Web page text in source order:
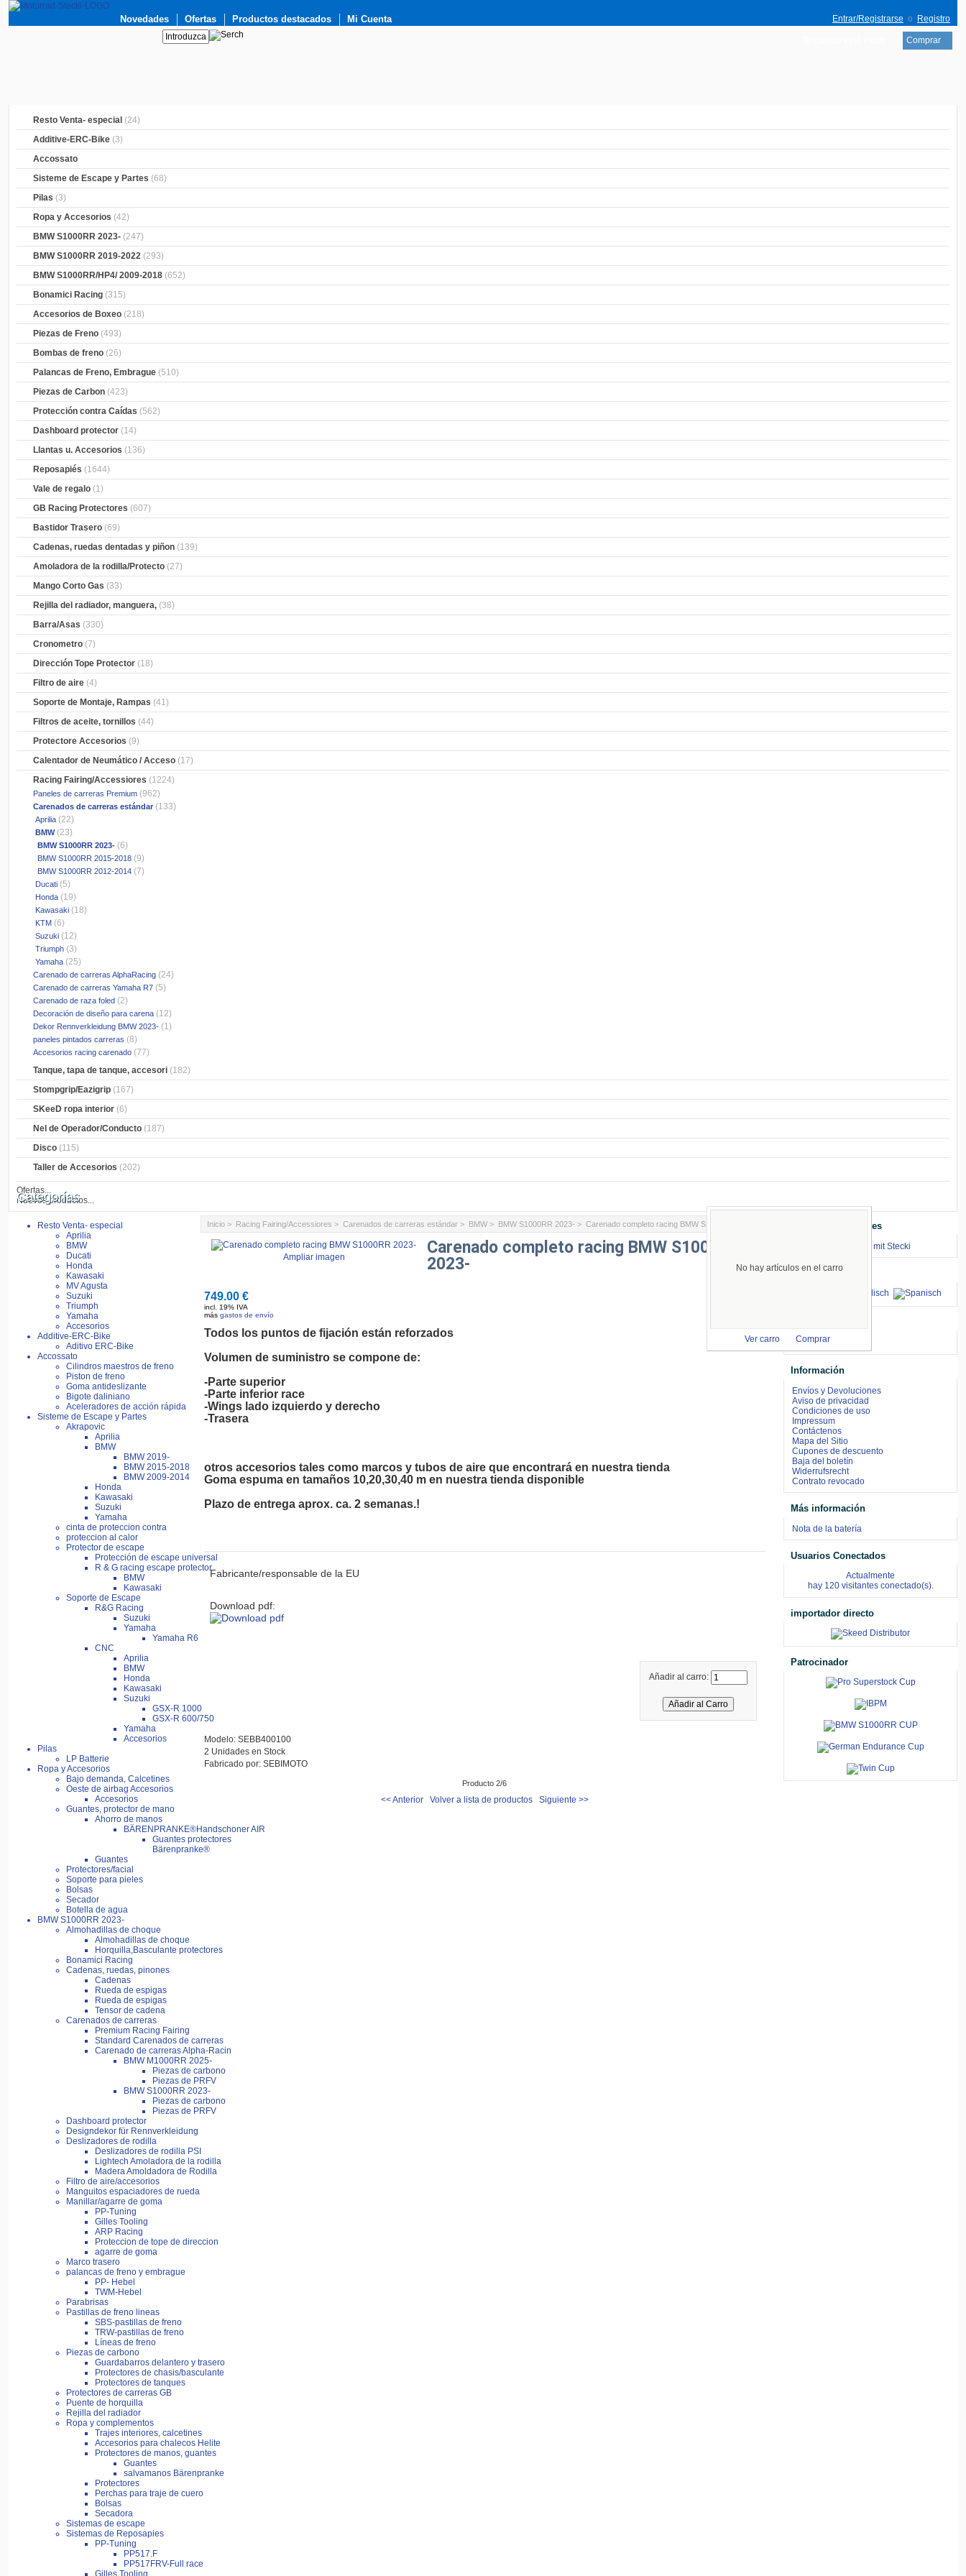
Novedades Ofertas Productos destacados Mi Cuenta Entrar/Registrarse o Registro
Comprar
Resto Venta- especial (24)
Additive-ERC-Bike (3)
Accossato
Sisteme de Escape y Partes (68)
Pilas (3)
Ropa y Accesorios (42)
BMW S1000RR 2023- (247)
BMW S1000RR 2019-2022 (293)
BMW S1000RR/HP4/ 2009-2018 (652)
Bonamici Racing (315)
Accesorios de Boxeo (218)
Piezas de Freno (493)
Bombas de freno (26)
Palancas de Freno, Embrague (510)
Piezas de Carbon (423)
Protección contra Caídas (562)
Dashboard protector (14)
Llantas u. Accesorios (136)
Reposapiés (1644)
Vale de regalo (1)
GB Racing Protectores (607)
Bastidor Trasero (69)
Cadenas, ruedas dentadas y piñon (139)
Amoladora de la rodilla/Protecto (27)
Mango Corto Gas (33)
Rejilla del radiador, manguera, (38)
Barra/Asas (330)
Cronometro (7)
Dirección Tope Protector (18)
Filtro de aire (4)
Soporte de Montaje, Rampas (41)
Filtros de aceite, tornillos (44)
Protectore Accesorios (9)
Calentador de Neumático / Acceso (17)
Racing Fairing/Accessiores (1224)
Paneles de carreras Premium (962)
Carenados de carreras estándar (133)
Aprilia (22)
BMW(23)
BMW S1000RR 2023- (6)
BMW S1000RR 2015-2018 (9)
BMW S1000RR 2012-2014 (7)
Ducati (5)
Honda (19)
Kawasaki (18)
KTM (6)
Suzuki (12)
Triumph (3)
Yamaha (25)
Carenado de carreras AlphaRacing (24)
Carenado de carreras Yamaha R7 (5)
Carenado de raza foled (2)
Decoración de diseño para carena (12)
Dekor Rennverkleidung BMW 2023- (1)
paneles pintados carreras (8)
Accesorios racing carenado (77)
Tanque, tapa de tanque, accesori (182)
Stompgrip/Eazigrip (167)
SKeeD ropa interior (6)
Nel de Operador/Conducto (187)
Disco (115)
Taller de Accesorios (202)
Ofertas...
Nuevos productos...
No hay artículos en el carro
Ver carro Comprar
Categorías
Resto Venta- especial
Aprilia
BMW
Ducati
Honda
Kawasaki
MV Agusta
Suzuki
Triumph
Yamaha
Accesorios
Additive-ERC-Bike
Aditivo ERC-Bike
Accossato
Cilindros maestros de freno
Piston de freno
Goma antideslizante
Bigote daliniano
Aceleradores de acción rápida
Sisteme de Escape y Partes
Akrapovic
Aprilia
BMW
BMW 2019-
BMW 2015-2018
BMW 2009-2014
Honda
Kawasaki
Suzuki
Yamaha
cinta de proteccion contra
proteccion al calor
Protector de escape
Protección de escape universal
R & G racing escape protector
BMW
Kawasaki
Soporte de Escape
R&G Racing
Suzuki
Yamaha
Yamaha R6
CNC
Aprilia
BMW
Honda
Kawasaki
Suzuki
GSX-R 1000
GSX-R 600/750
Yamaha
Accesorios
Pilas
LP Batterie
Ropa y Accesorios
Bajo demanda, Calcetines
Oeste de airbag Accesorios
Accesorios
Guantes, protector de mano
Ahorro de manos
BÄRENPRANKE®Handschoner AIR
Guantes protectores
Bärenpranke®
Guantes
Protectores/facial
Soporte para pieles
Bolsas
Secador
Botella de agua
BMW S1000RR 2023-
Almohadillas de choque
Almohadillas de choque
Horquilla,Basculante protectores
Bonamici Racing
Cadenas, ruedas, pinones
Cadenas
Rueda de espigas
Rueda de espigas
Tensor de cadena
Carenados de carreras
Premium Racing Fairing
Standard Carenados de carreras
Carenado de carreras Alpha-Racin
BMW M1000RR 2025-
Piezas de carbono
Piezas de PRFV
BMW S1000RR 2023-
Piezas de carbono
Piezas de PRFV
Dashboard protector
Designdekor für Rennverkleidung
Deslizadores de rodilla
Deslizadores de rodilla PSI
Lightech Amoladora de la rodilla
Madera Amoldadora de Rodilla
Filtro de aire/accesorios
Manguitos espaciadores de rueda
Manillar/agarre de goma
PP-Tuning
Gilles Tooling
ARP Racing
Proteccion de tope de direccion
agarre de goma
Marco trasero
palancas de freno y embrague
PP- Hebel
TWM-Hebel
Parabrisas
Pastillas de freno lineas
SBS-pastillas de freno
TRW-pastillas de freno
Líneas de freno
Piezas de carbono
Guardabarros delantero y trasero
Protectores de chasis/basculante
Protectores de tanques
Protectores de carreras GB
Puente de horquilla
Rejilla del radiador
Ropa y complementos
Trajes interiores, calcetines
Accesorios para chalecos Helite
Protectores de manos, guantes
Guantes
salvamanos Bärenpranke
Protectores
Perchas para traje de cuero
Bolsas
Secadora
Sistemas de escape
Sistemas de Reposapies
PP-Tuning
PP517.F
PP517FRV-Full race
Gilles Tooling
Inicio > Racing Fairing/Accessiores >Carenados de carreras estándar > BMW > BMW S1000RR 2023- > Carenado completo racing BMW S1000RR 2023-
Ampliar imagen
Carenado completo racing BMW S1000RR
2023-
749.00 €
incl. 19% IVA
másgastos de envío
Todos los puntos de fijación están reforzados
Volumen de suministro se compone de:
-Parte superior
-Parte inferior race
-Wings lado izquierdo y derecho
-Trasera
otros accesorios tales como marcos y tubos de aire que encontrará en nuestra tienda
Goma espuma en tamaños 10,20,30,40 m en nuestra tienda disponible
Plazo de entrega aprox. ca. 2 semanas.!
Fabricante/responsable de la EU
Download pdf:
Añadir al carro:
Modelo: SEBB400100
2 Unidades en Stock
Fabricado por: SEBIMOTO
Producto 2/6
<< Anterior Volver a lista de productos Siguiente >>
Enlaces Importantes
⇒ zum Renntraining mit Stecki
Idiomas
Información
Envíos y Devoluciones
Aviso de privacidad
Condiciones de uso
Impressum
Contáctenos
Mapa del Sitio
Cupones de descuento
Baja del boletín
Widerrufsrecht
Contrato revocado
Más información
Nota de la batería
Usuarios Conectados
Actualmente
hay 120 visitantes conectado(s).
importador directo
Patrocinador